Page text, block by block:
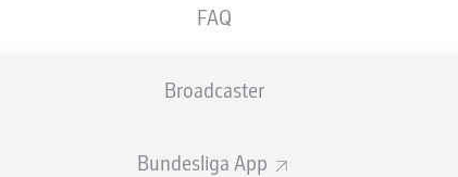
FAQ
Broadcaster
Bundesliga App